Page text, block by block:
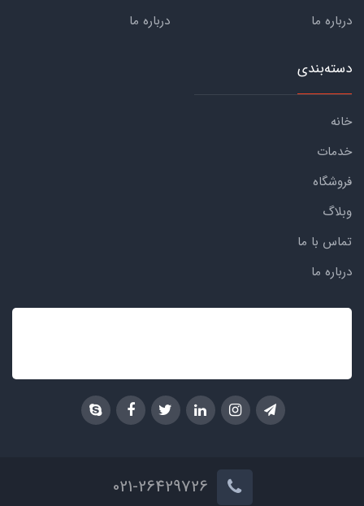
درباره ما
درباره ما
دسته‌بندی
خانه
خدمات
فروشگاه
وبلاگ
تماس با ما
درباره ما